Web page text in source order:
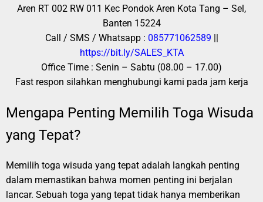
Aren RT 002 RW 011 Kec Pondok Aren Kota Tang – Sel,
Banten 15224
Call / SMS / Whatsapp : 085771062589 ||
https://bit.ly/SALES_KTA
Office Time : Senin – Sabtu (08.00 – 17.00)
Fast respon silahkan menghubungi kami pada jam kerja
Mengapa Penting Memilih Toga Wisuda
yang Tepat?
Memilih toga wisuda yang tepat adalah langkah penting
dalam memastikan bahwa momen penting ini berjalan
lancar. Sebuah toga yang tepat tidak hanya memberikan